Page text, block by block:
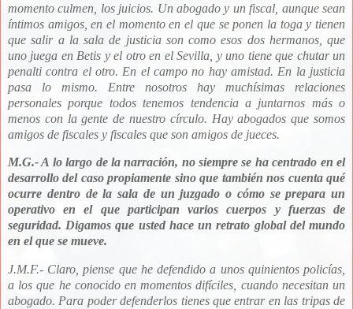
momento culmen, los juicios. Un abogado y un fiscal, aunque sean
íntimos amigos, en el momento en el que se ponen la toga y tienen
que salir a la sala de justicia son como esos dos hermanos, que
uno juega en Betis y el otro en el Sevilla, y uno tiene que chutar un
penalti contra el otro. En el campo no hay amistad. En la justicia
pasa lo mismo. Entre nosotros hay muchísimas relaciones
personales porque todos tenemos tendencia a juntarnos más o
menos con la gente de nuestro círculo. Hay abogados que somos
amigos de fiscales y fiscales que son amigos de jueces.
M.G.- A lo largo de la narración, no siempre se ha centrado en el
desarrollo del caso propiamente sino que también nos cuenta qué
ocurre dentro de la sala de un juzgado o cómo se prepara un
operativo en el que participan varios cuerpos y fuerzas de
seguridad. Digamos que usted hace un retrato global del mundo
en el que se mueve.
J.M.F.- Claro, piense que he defendido a unos quinientos policías,
a los que he conocido en momentos difíciles, cuando necesitan un
abogado. Para poder defenderlos tienes que entrar en las tripas de